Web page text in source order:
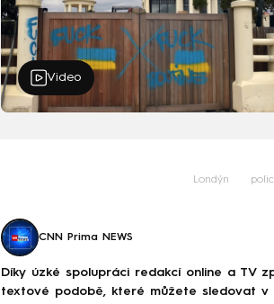
Video
Londýn
CNN Prima NEWS
Díky úzké spolupráci redakcí online a TV
textové podobě, které můžete sledovat v